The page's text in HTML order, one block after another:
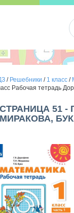
/ Решебники / 1 класс/
Рабочая тетрадь
СТРАНИЦА 51 -
МИРАКОВА,